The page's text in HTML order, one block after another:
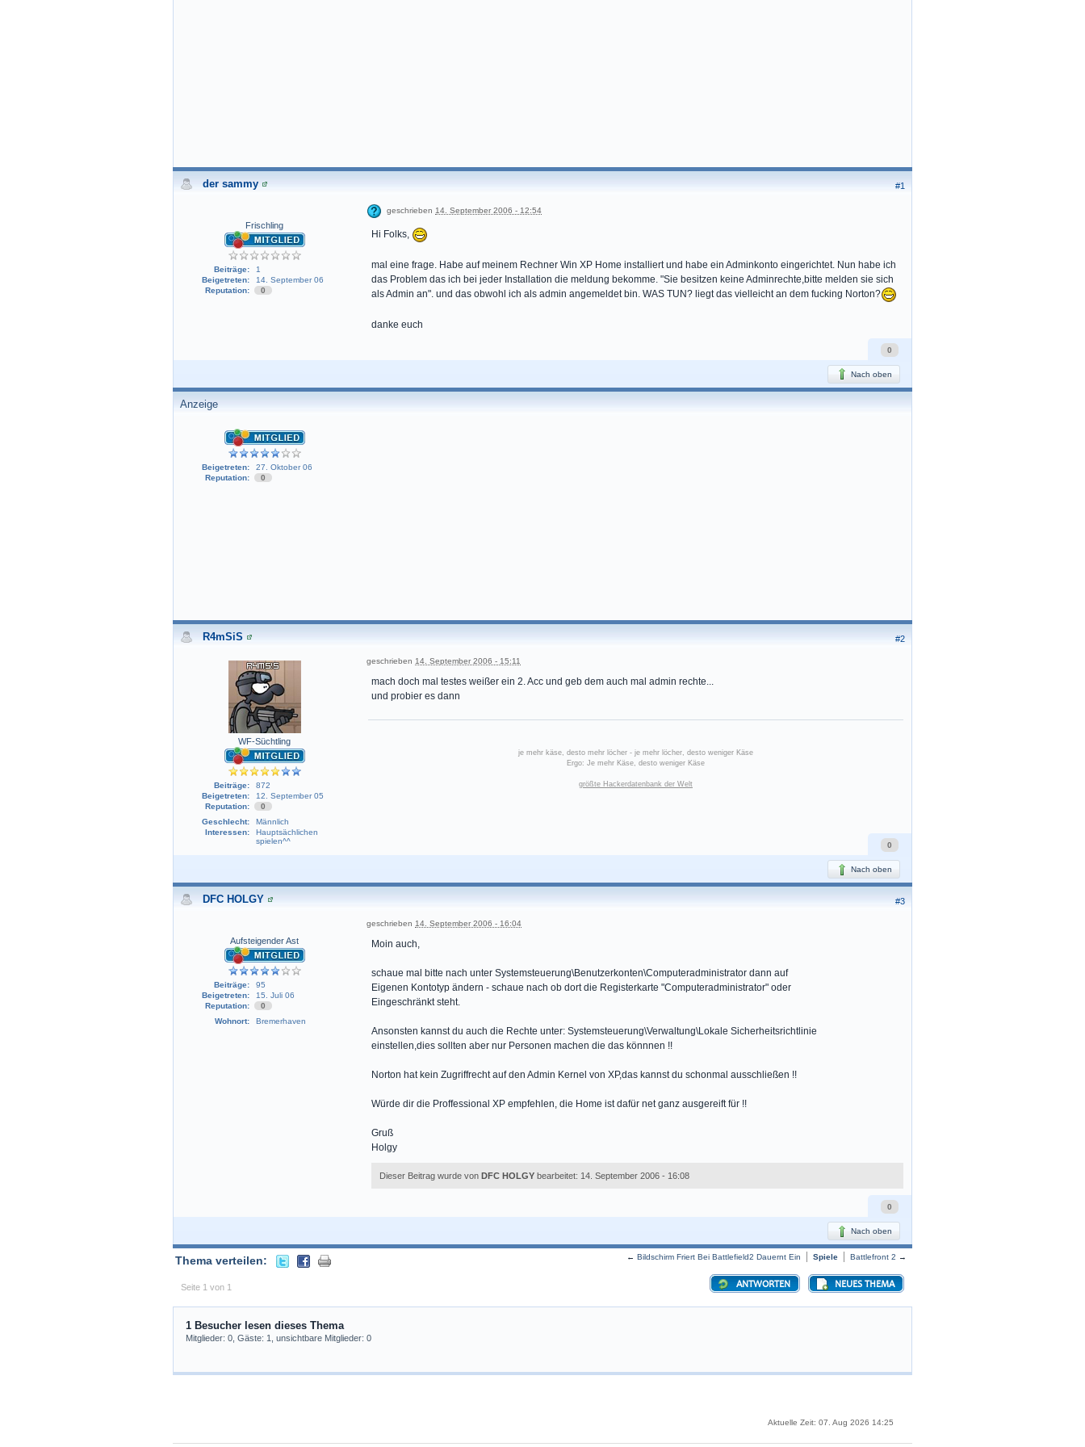
#1
der sammy
Frischling
Beiträge:
1
Beigetreten:
14. September 06
Reputation:
0
geschrieben 14. September 2006 - 12:54
Hi Folks,
mal eine frage. Habe auf meinem Rechner Win XP Home installiert und habe ein Adminkonto eingerichtet. Nun habe ich
das Problem das ich bei jeder Installation die meldung bekomme. "Sie besitzen keine Adminrechte,bitte melden sie sich
als Admin an". und das obwohl ich als admin angemeldet bin. WAS TUN? liegt das vielleicht an dem fucking Norton?
danke euch
0
Nach oben
Anzeige
Beigetreten:
27. Oktober 06
Reputation:
0
#2
R4mSiS
WF-Süchtling
Beiträge:
872
Beigetreten:
12. September 05
Reputation:
0
Geschlecht:
Männlich
Interessen:
Hauptsächlichen
spielen^^
geschrieben 14. September 2006 - 15:11
mach doch mal testes weißer ein 2. Acc und geb dem auch mal admin rechte...
und probier es dann
je mehr käse, desto mehr löcher - je mehr löcher, desto weniger Käse
Ergo: Je mehr Käse, desto weniger Käse
größte Hackerdatenbank der Welt
0
Nach oben
#3
DFC HOLGY
Aufsteigender Ast
Beiträge:
95
Beigetreten:
15. Juli 06
Reputation:
0
Wohnort:
Bremerhaven
geschrieben 14. September 2006 - 16:04
Moin auch,
schaue mal bitte nach unter Systemsteuerung\Benutzerkonten\Computeradministrator dann auf
Eigenen Kontotyp ändern - schaue nach ob dort die Registerkarte "Computeradministrator" oder
Eingeschränkt steht.
Ansonsten kannst du auch die Rechte unter: Systemsteuerung\Verwaltung\Lokale Sicherheitsrichtlinie
einstellen,dies sollten aber nur Personen machen die das könnnen !!
Norton hat kein Zugriffrecht auf den Admin Kernel von XP,das kannst du schonmal ausschließen !!
Würde dir die Proffessional XP empfehlen, die Home ist dafür net ganz ausgereift für !!
Gruß
Holgy
Dieser Beitrag wurde von DFC HOLGY bearbeitet: 14. September 2006 - 16:08
0
Nach oben
← Bildschirm Friert Bei Battlefield2 Dauernt Ein Spiele Battlefront 2 →
Thema verteilen:
Seite 1 von 1 NEUES THEMA
ANTWORTEN
1 Besucher lesen dieses Thema
Mitglieder: 0, Gäste: 1, unsichtbare Mitglieder: 0
Aktuelle Zeit: 07. Aug 2026 14:25